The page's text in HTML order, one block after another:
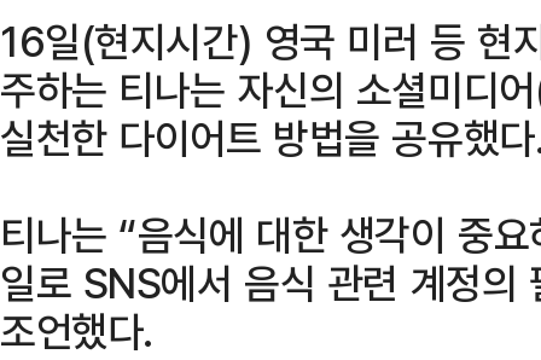
16일(현지시간) 영국 미러 등 현
주하는 티나는 자신의 소셜미디
실천한 다이어트 방법을 공유했
티나는 “음식에 대한 생각이 중
일로 SNS에서 음식 관련 계정의
조언했다.